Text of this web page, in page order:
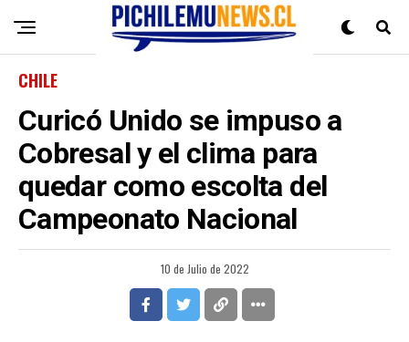
CHILE
Curicó Unido se impuso a
Cobresal y el clima para
quedar como escolta del
Campeonato Nacional
10 de Julio de 2022